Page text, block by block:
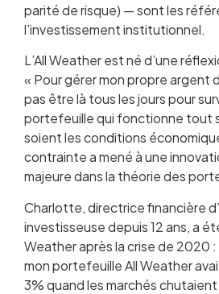
parité de risque) — sont les
l’investissement institutionnel.
L’All Weather est né d’une
« Pour gérer mon propre argent
pas être là tous les jours pour
portefeuille qui fonctionne tout
soient les conditions
contrainte a mené à une
majeure dans la théorie des
Charlotte, directrice financière
investisseuse depuis 12 ans, a
Weather après la crise de 2020 :
mon portefeuille All Weather
3% quand les marchés